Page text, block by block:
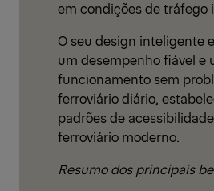
em condições de tráfego
O seu design inteligente
um desempenho fiável e
funcionamento sem
ferroviário diário,
padrões de
ferroviário moderno.
Resumo dos principais